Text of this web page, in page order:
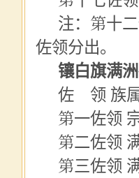
注：第十
佐领分出。
镶白旗满洲
佐 领 族属
第一佐领
第二佐领
第三佐领